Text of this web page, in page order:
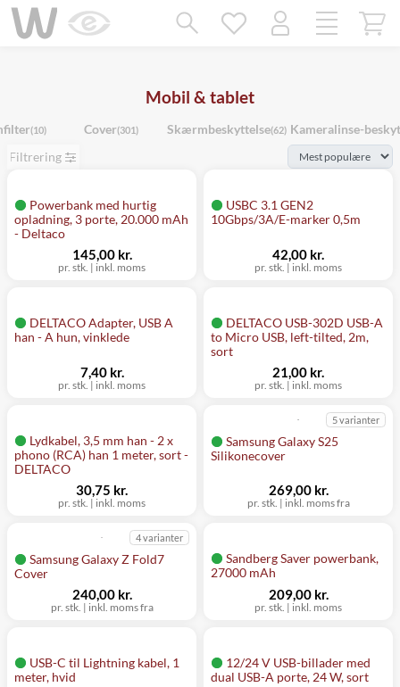
Mobil & tablet
(10) Cover(301) Skærmbeskyttelse(62) Kameralinse-
Filtrering
Powerbank med hurtig
opladning, 3 porte, 20.000 mAh
- Deltaco
pr. stk. | inkl. moms
145,00 kr.
USBC 3.1 GEN2
10Gbps/3A/E-marker 0,5m
pr. stk. | inkl. moms
42,00 kr.
DELTACO Adapter, USB A
han - A hun, vinklede
pr. stk. | inkl. moms
7,40 kr.
DELTACO USB-302D USB-A
to Micro USB, left-tilted, 2m,
sort
pr. stk. | inkl. moms
21,00 kr.
Lydkabel, 3,5 mm han - 2 x
phono (RCA) han 1 meter, sort -
DELTACO
pr. stk. | inkl. moms
30,75 kr.
Samsung Galaxy S25
Silikonecover
5 varianter
pr. stk. | inkl. moms fra
269,00 kr.
Samsung Galaxy Z Fold7
Cover
4 varianter
pr. stk. | inkl. moms fra
240,00 kr.
Sandberg Saver powerbank,
27000 mAh
pr. stk. | inkl. moms
209,00 kr.
USB-C til Lightning kabel, 1
meter, hvid
12/24 V USB-billader med
dual USB-A porte, 24 W, sort
Mangler chatten?
Ret samtykke!